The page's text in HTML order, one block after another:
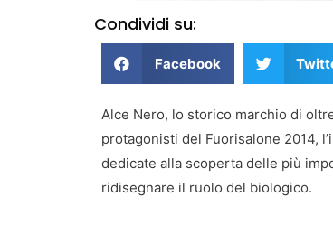
Condividi su:
Facebook
Alce Nero, lo storico marchio di
protagonisti del Fuorisalone 2014,
dedicate alla scoperta delle più
ridisegnare il ruolo del biologico.